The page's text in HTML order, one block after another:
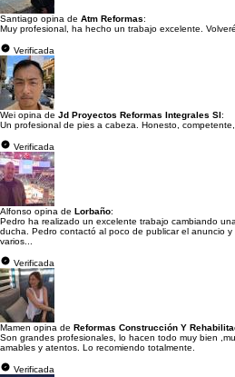
Santiago opina de Atm Reformas:
Muy profesional, ha hecho un trabajo excelente.
Verificada
Wei opina de Jd Proyectos Reformas Integrales Sl:
Un profesional de pies a cabeza. Honesto, competente,
Verificada
Alfonso opina de Lorbaño:
Pedro ha realizado un excelente trabajo cambiando
ducha. Pedro contactó al poco de publicar el anuncio
varios...
Verificada
Mamen opina de Reformas Construcción Y
Son grandes profesionales, lo hacen todo muy bien
amables y atentos. Lo recomiendo totalmente.
Verificada